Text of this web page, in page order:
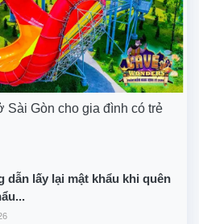
Gòn cho gia đình có trẻ
dẫn lấy lại mật khẩu khi quên